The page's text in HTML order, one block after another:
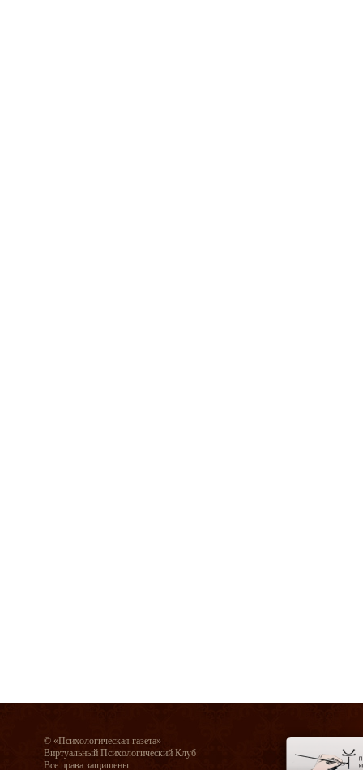
© «Психологическая газета»
Виртуальный Психологический Клуб
Все права защищены